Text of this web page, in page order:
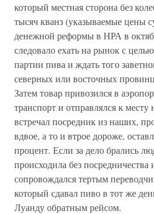
который местная сторона без
тысяч кванз (указываемые цены
денежной реформы в НРА в
следовало ехать на рынок с
партии пива и ждать того
северных или восточных
Затем товар привозился в
транспорт и отправлялся к месту
встречал посредник из наших,
вдвое, а то и втрое дороже,
процент. Если за дело брались
происходила без
сопровождался тертым
который сдавал пиво в тот же
Луанду обратным рейсом.